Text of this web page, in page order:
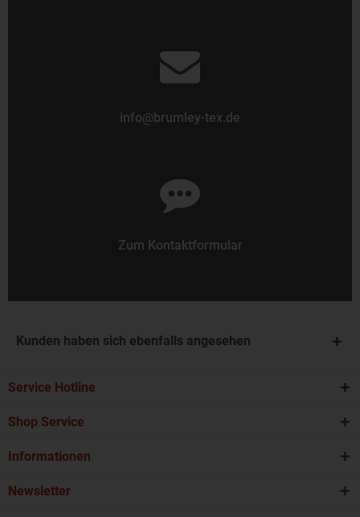
info@brumley-tex.de
Zum Kontaktformular
Kunden haben sich ebenfalls angesehen
Service Hotline
Shop Service
Informationen
Newsletter